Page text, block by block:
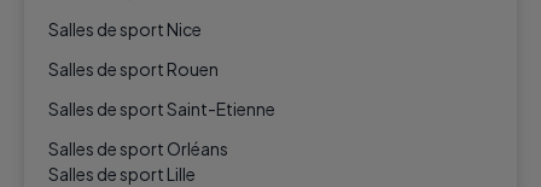
Salles de sport Nice
Salles de sport Rouen
Salles de sport Saint-Etienne
Salles de sport Orléans
Salles de sport Lille